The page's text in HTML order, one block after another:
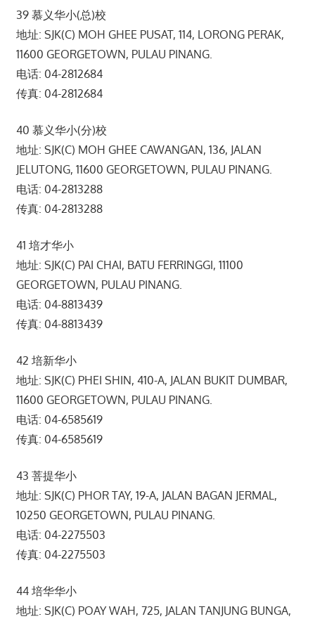
39 慕义华小(总)校
地址: SJK(C) MOH GHEE PUSAT, 114, LORONG PERAK,
11600 GEORGETOWN, PULAU PINANG.
电话: 04-2812684
传真: 04-2812684
40 慕义华小(分)校
地址: SJK(C) MOH GHEE CAWANGAN, 136, JALAN
JELUTONG, 11600 GEORGETOWN, PULAU PINANG.
电话: 04-2813288
传真: 04-2813288
41 培才华小
地址: SJK(C) PAI CHAI, BATU FERRINGGI, 11100
GEORGETOWN, PULAU PINANG.
电话: 04-8813439
传真: 04-8813439
42 培新华小
地址: SJK(C) PHEI SHIN, 410-A, JALAN BUKIT DUMBAR,
11600 GEORGETOWN, PULAU PINANG.
电话: 04-6585619
传真: 04-6585619
43 菩提华小
地址: SJK(C) PHOR TAY, 19-A, JALAN BAGAN JERMAL,
10250 GEORGETOWN, PULAU PINANG.
电话: 04-2275503
传真: 04-2275503
44 培华华小
地址: SJK(C) POAY WAH, 725, JALAN TANJUNG BUNGA,